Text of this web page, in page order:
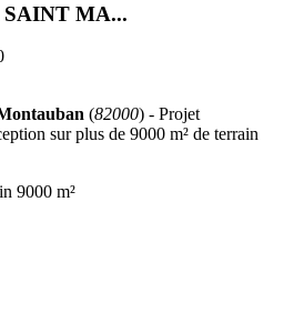
MA...
(82000) - Projet
sur plus de 9000 m² de terrain
9000 m²